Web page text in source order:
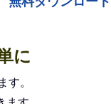
に
。